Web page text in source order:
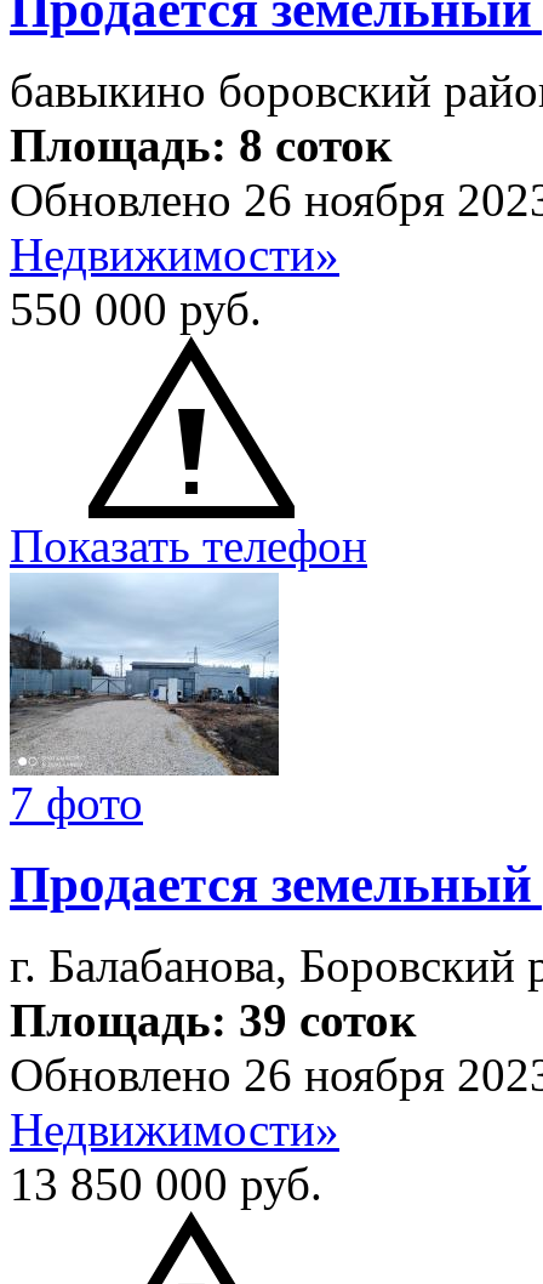
бавыкино боровский
Площадь: 8 соток
Обновлено 26 ноября
Недвижимости»
550 000 руб.
Показать телефон
7 фото
Продается земельный
г. Балабанова,
Площадь: 39 соток
Обновлено 26 ноября
Недвижимости»
13 850 000 руб.